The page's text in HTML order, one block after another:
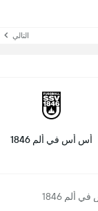
التالي
أس أس في ألم 1846
ألم 1846